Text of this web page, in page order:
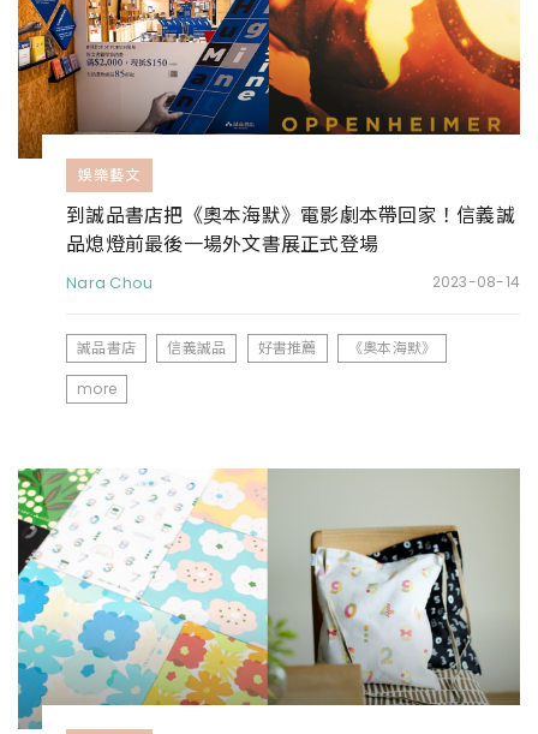
娛樂藝文
到誠品書店把《奧本海默》電影劇本帶回家！信義誠
品熄燈前最後一場外文書展正式登場
Nara Chou 2023-08-14
誠品書店 信義誠品 好書推薦
《奧本海默》
more